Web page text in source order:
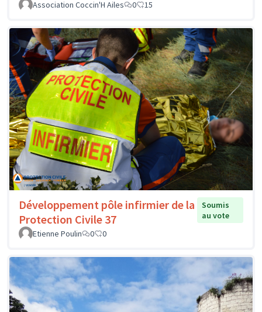
Association Coccin'H Ailes 0 15
Développement pôle infirmier de la
Protection Civile 37
Soumis
au vote
Etienne Poulin
0 0